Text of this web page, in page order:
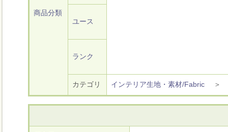
商品分類
ユース
ランク
カテゴリ インテリア生地・素材/Fabric